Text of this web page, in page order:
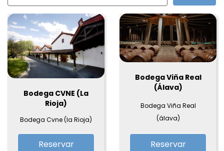
Bodega CVNE (La
Rioja)
Bodega Cvne (la Rioja)
Reservar
Bodega Viña Real
(Álava)
Bodega Viña Real
(álava)
Reservar